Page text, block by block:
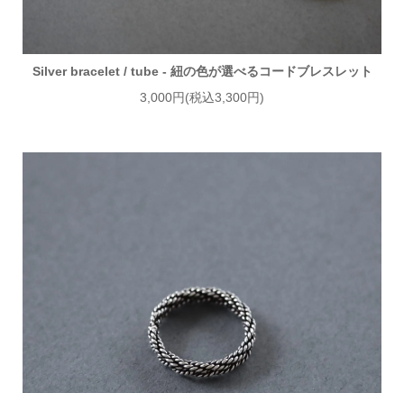
Silver bracelet / tube - 紐の色が選べるコードブレスレット
3,000円(税込3,300円)